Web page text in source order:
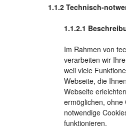
Technisch-
Im Rahmen von
verarbeiten wir
weil viele
Webseite, die
Webseite
ermöglichen, ohne
notwendige
funktionieren.